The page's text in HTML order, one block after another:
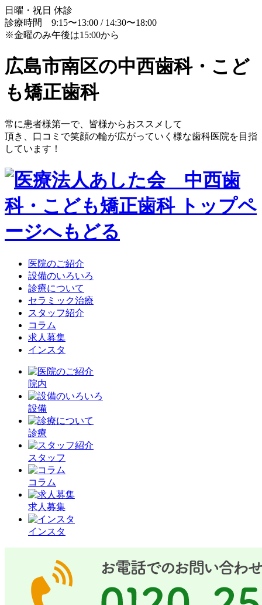
日曜・祝日 休診
診療時間 9:15〜13:00 / 14:30〜18:00
※金曜のみ午後は15:00から
広島市南区の中西歯科・こど
も矯正歯科
常に患者様第一で、皆様からおススメして
頂き、口コミで笑顔の輪が広がっていく様な歯科医院を目指
しています！
医院のご紹介
設備のいろいろ
診療について
セラミック治療
スタッフ紹介
コラム
求人募集
インスタ
院内
設備
診療
スタッフ
コラム
求人募集
インスタ